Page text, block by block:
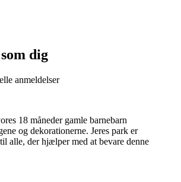
dig
anmeldelser
18 måneder gamle barnebarn
og dekorationerne. Jeres park er
alle, der hjælper med at bevare denne